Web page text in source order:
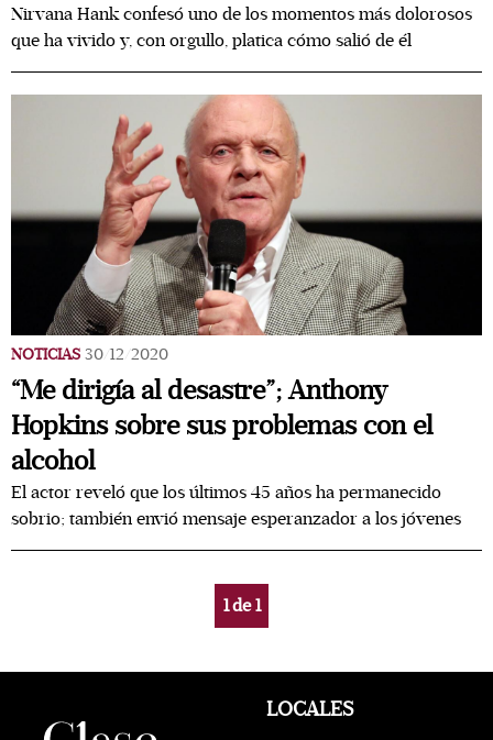
Nirvana Hank confesó uno de los momentos más dolorosos
que ha vivido y, con orgullo, platica cómo salió de él
NOTICIAS 30/12/2020
“Me dirigía al desastre”; Anthony
Hopkins sobre sus problemas con el
alcohol
El actor reveló que los últimos 45 años ha permanecido
sobrio; también envió mensaje esperanzador a los jóvenes
1de1
LOCALES